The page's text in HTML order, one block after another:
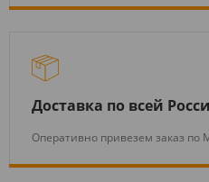
Доставка по всей
Оперативно привезем заказ по